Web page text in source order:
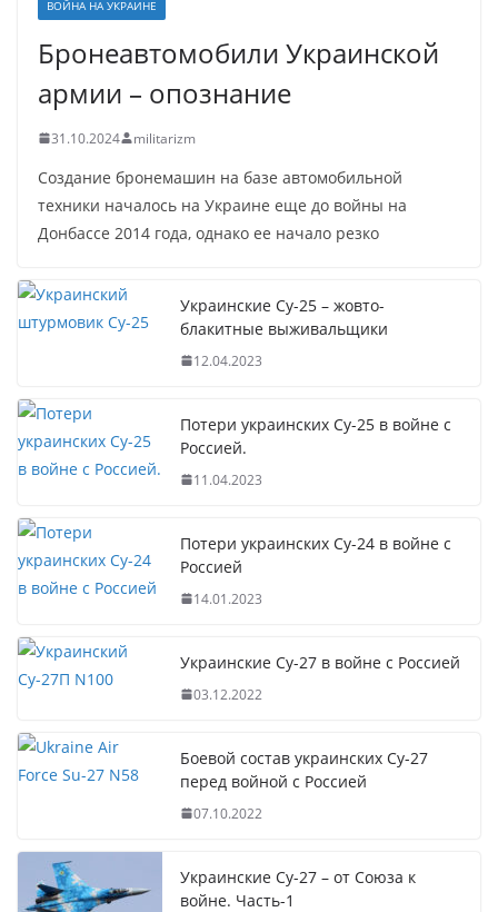
ВОЙНА НА УКРАИНЕ
Бронеавтомобили Украинской
армии – опознание
31.10.2024 militarizm
Создание бронемашин на базе автомобильной
техники началось на Украине еще до войны на
Донбассе 2014 года, однако ее начало резко
Украинские Су-25 – жовто-
блакитные выживальщики
12.04.2023
Потери украинских Су-25 в войне с
Россией.
11.04.2023
Потери украинских Су-24 в войне с
Россией
14.01.2023
Украинские Су-27 в войне с Россией
03.12.2022
Боевой состав украинских Су-27
перед войной с Россией
07.10.2022
Украинские Су-27 – от Союза к
войне. Часть-1